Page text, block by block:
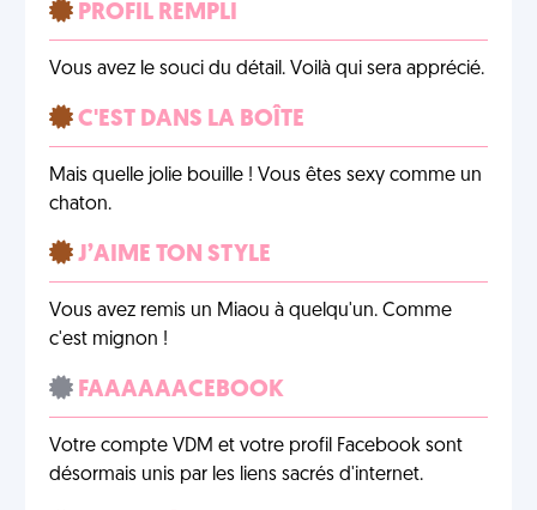
PROFIL REMPLI
Vous avez le souci du détail. Voilà qui sera apprécié.
C'EST DANS LA BOÎTE
Mais quelle jolie bouille ! Vous êtes sexy comme un
chaton.
J’AIME TON STYLE
Vous avez remis un Miaou à quelqu'un. Comme
c'est mignon !
FAAAAAACEBOOK
Votre compte VDM et votre profil Facebook sont
désormais unis par les liens sacrés d'internet.